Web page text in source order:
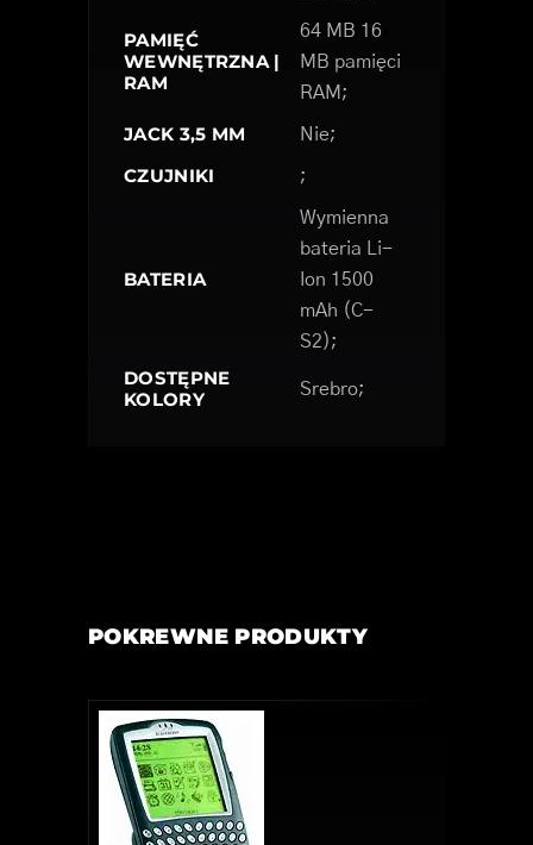
PAMIĘĆ
WEWNĘTRZNA |
RAM
64 MB 16
MB pamięci
RAM;
JACK 3,5 MM Nie;
CZUJNIKI ;
BATERIA
Wymienna
bateria Li-
Ion 1500
mAh (C-
S2);
DOSTĘPNE
KOLORY
Srebro;
POKREWNE PRODUKTY